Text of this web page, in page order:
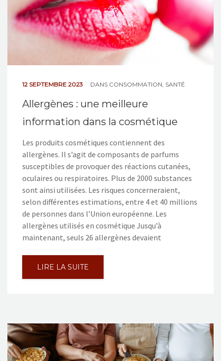
12 SEPTEMBRE 2023 DANS CONSOMMATION, SANTÉ
Allergènes : une meilleure
information dans la cosmétique
Les produits cosmétiques contiennent des
allergènes. Il s’agit de composants de parfums
susceptibles de provoquer des réactions cutanées,
oculaires ou respiratoires. Plus de 2000 substances
sont ainsi utilisées. Les risques concerneraient,
selon différentes estimations, entre 4 et 40 millions
de personnes dans l’Union européenne. Les
allergènes utilisés en cosmétique Jusqu’à
maintenant, seuls 26 allergènes devaient
LIRE LA SUITE